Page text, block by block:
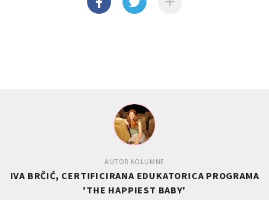
AUTOR KOLUMNE
IVA BRČIĆ, CERTIFICIRANA EDUKATORICA PROGRAMA
'THE HAPPIEST BABY'